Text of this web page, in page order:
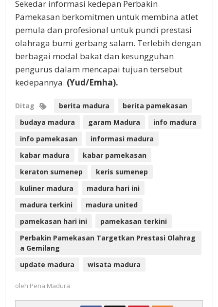
Sekedar informasi kedepan Perbakin
Pamekasan berkomitmen untuk membina atlet
pemula dan profesional untuk pundi prestasi
olahraga bumi gerbang salam. Terlebih dengan
berbagai modal bakat dan kesungguhan
pengurus dalam mencapai tujuan tersebut
kedepannya. (Yud/Emha).
Ditag berita madura
berita pamekasan
budaya madura
garam Madura
info madura
info pamekasan
informasi madura
kabar madura
kabar pamekasan
keraton sumenep
keris sumenep
kuliner madura
madura hari ini
madura terkini
madura united
pamekasan hari ini
pamekasan terkini
Perbakin Pamekasan Targetkan Prestasi Olahrag
a Gemilang
update madura
wisata madura
oleh Pena Madura